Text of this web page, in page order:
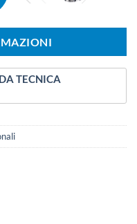
TECNICA